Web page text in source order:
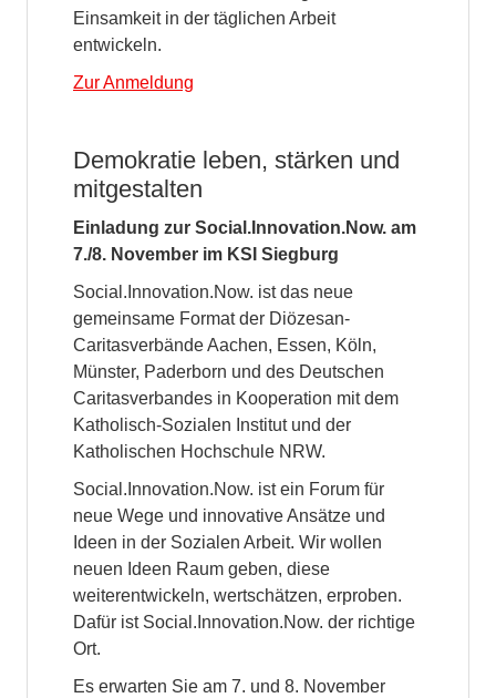
Einsamkeit in der täglichen Arbeit
entwickeln.
Zur Anmeldung
Demokratie leben, stärken und
mitgestalten
Einladung zur Social.Innovation.Now. am
7./8. November im KSI Siegburg
Social.Innovation.Now. ist das neue
gemeinsame Format der Diözesan-
Caritasverbände Aachen, Essen, Köln,
Münster, Paderborn und des Deutschen
Caritasverbandes in Kooperation mit dem
Katholisch-Sozialen Institut und der
Katholischen Hochschule NRW.
Social.Innovation.Now. ist ein Forum für
neue Wege und innovative Ansätze und
Ideen in der Sozialen Arbeit. Wir wollen
neuen Ideen Raum geben, diese
weiterentwickeln, wertschätzen, erproben.
Dafür ist Social.Innovation.Now. der richtige
Ort.
Es erwarten Sie am 7. und 8. November